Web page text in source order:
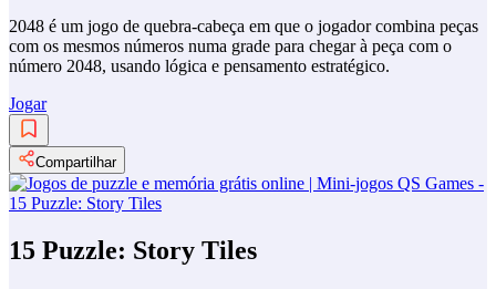
2048 é um jogo de quebra-cabeça em que o jogador combina peças
com os mesmos números numa grade para chegar à peça com o
número 2048, usando lógica e pensamento estratégico.
Jogar
Compartilhar
15 Puzzle: Story Tiles